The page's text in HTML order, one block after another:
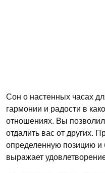
Сон о настенных часах
гармонии и радости в
отношениях. Вы
отдалить вас от других.
определенную позицию и
выражает